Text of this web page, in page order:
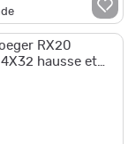
RX20
hausse et